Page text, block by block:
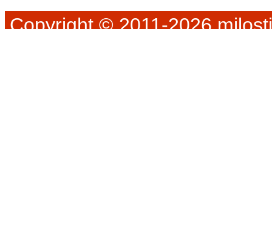
Copyright © 2011-2026